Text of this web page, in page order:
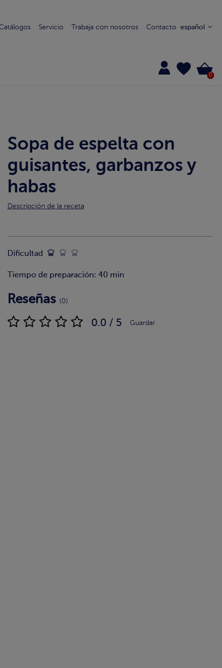
Servicio Trabaja con nosotros Contacto español
0
Sopa de espelta con
guisantes, garbanzos y
habas
Descripción de la receta
Dificultad
Tiempo de preparación: 40 min
Reseñas (0)
0.0 / 5 Guardar